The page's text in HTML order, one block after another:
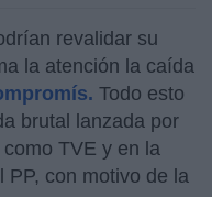
revalidar su
la atención la caída
Todo esto
brutal lanzada por
TVE y en la
PP, con motivo de la